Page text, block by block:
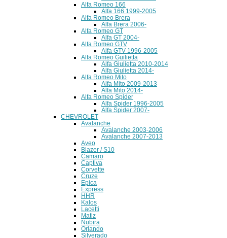
Alfa Romeo 166
Alfa 166 1999-2005
Alfa Romeo Brera
Alfa Brera 2006-
Alfa Romeo GT
Alfa GT 2004-
Alfa Romeo GTV
Alfa GTV 1996-2005
Alfa Romeo Guilietta
Alfa Giulietta 2010-2014
Alfa Giulietta 2014-
Alfa Romeo Mito
Alfa Mito 2009-2013
Alfa Mito 2014-
Alfa Romeo Spider
Alfa Spider 1996-2005
Alfa Spider 2007-
CHEVROLET
Avalanche
Avalanche 2003-2006
Avalanche 2007-2013
Aveo
Blazer / S10
Camaro
Captiva
Corvette
Cruze
Epica
Express
HHR
Kalos
Lacetti
Matiz
Nubira
Orlando
Silverado